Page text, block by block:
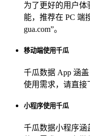
为了更好的用户体
能，推荐在 PC 端
gua.com”。
移动端使用千瓜
千瓜数据 App 涵
使用需求，请直接
小程序使用千瓜
千瓜数据小程序涵